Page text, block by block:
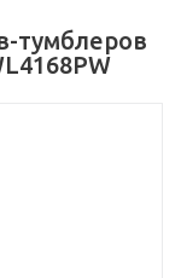
тумблеров